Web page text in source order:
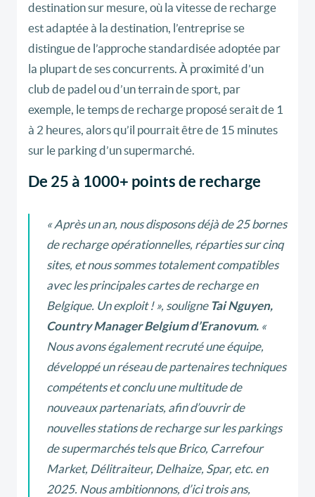
destination sur mesure, où la vitesse de recharge
est adaptée à la destination, l’entreprise se
distingue de l’approche standardisée adoptée par
la plupart de ses concurrents. À proximité d’un
club de padel ou d’un terrain de sport, par
exemple, le temps de recharge proposé serait de 1
à 2 heures, alors qu’il pourrait être de 15 minutes
sur le parking d’un supermarché.
De 25 à 1000+ points de recharge
«Après un an, nous disposons déjà de 25 bornes
de recharge opérationnelles, réparties sur cinq
sites, et nous sommes totalement compatibles
avec les principales cartes de recharge en
Belgique. Un exploit !», souligne Tai Nguyen,
Country Manager Belgium d’Eranovum. «
Nous avons également recruté une équipe,
développé un réseau de partenaires techniques
compétents et conclu une multitude de
nouveaux partenariats, afin d’ouvrir de
nouvelles stations de recharge sur les parkings
de supermarchés tels que Brico, Carrefour
Market, Délitraiteur, Delhaize, Spar, etc. en
2025. Nous ambitionnons, d’ici trois ans,